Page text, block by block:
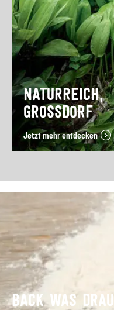
NATURREICH,
GROSSDORF
Jetzt mehr entdecken
BACK WAS